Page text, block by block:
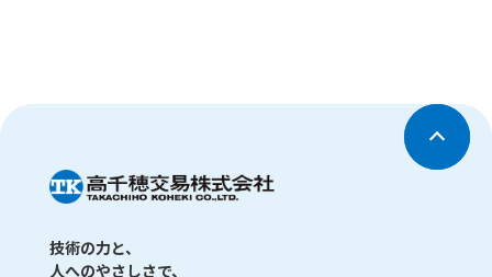
技術の力と、
人へのやさしさで、